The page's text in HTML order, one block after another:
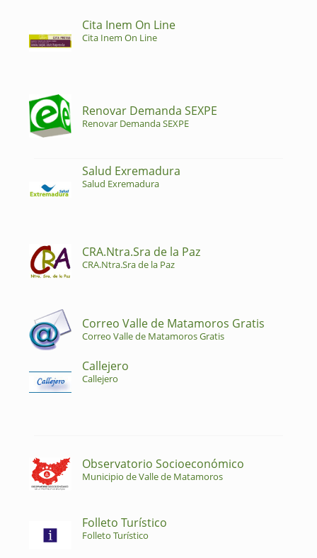
Cita Inem On Line
Cita Inem On Line
Renovar Demanda SEXPE
Renovar Demanda SEXPE
Salud Exremadura
Salud Exremadura
CRA.Ntra.Sra de la Paz
CRA.Ntra.Sra de la Paz
Correo Valle de Matamoros Gratis
Correo Valle de Matamoros Gratis
Callejero
Callejero
Observatorio Socioeconómico
Municipio de Valle de Matamoros
Folleto Turístico
Folleto Turístico